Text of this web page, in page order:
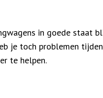
in goede staat
je toch problemen
te helpen.